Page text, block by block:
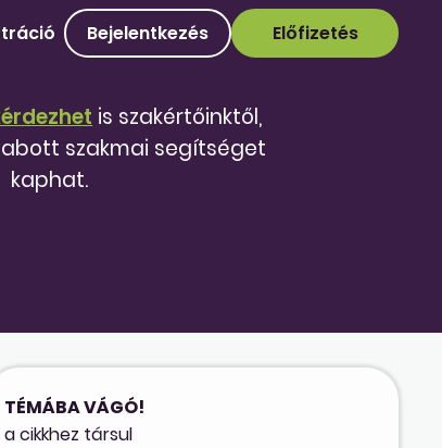
Bejelentkezés Előfizetés
is szakértőinktől,
szakmai segítséget
kaphat.
TÉMÁBA VÁGÓ!
a cikkhez társul